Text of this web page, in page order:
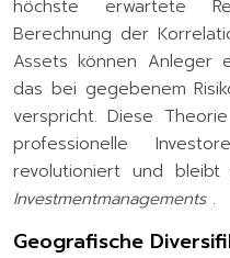
höchste erwartete
Berechnung der
Assets können Anleger
das bei gegebenem
verspricht. Diese
professionelle
revolutioniert und bleibt
Investmentmanagements .
Geografische